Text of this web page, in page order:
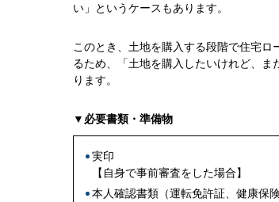
い」というケースもあります。
このとき、土地を購入する段階で住宅
るため、「土地を購入したいけれど、
ります。
▼必要書類・準備物
実印
【自身で事前審査をした場合】
本人確認書類（運転免許証、健康保